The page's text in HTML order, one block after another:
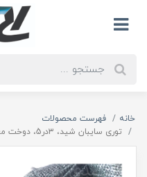
خانه
فهرست محصولات
توری سایبان شید، ۳در5، دوخت معمولی، 80درصد